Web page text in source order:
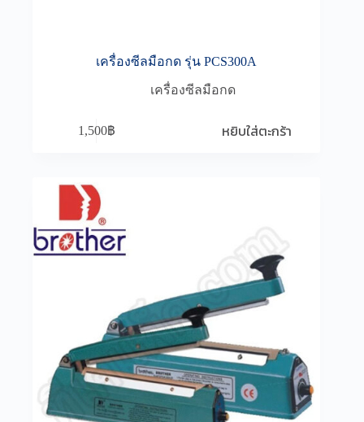
เครื่องซีลมือกด รุ่น PCS300A
เครื่องซีลมือกด
1,500฿ หยิบใส่ตะกร้า